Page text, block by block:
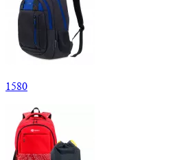
1580